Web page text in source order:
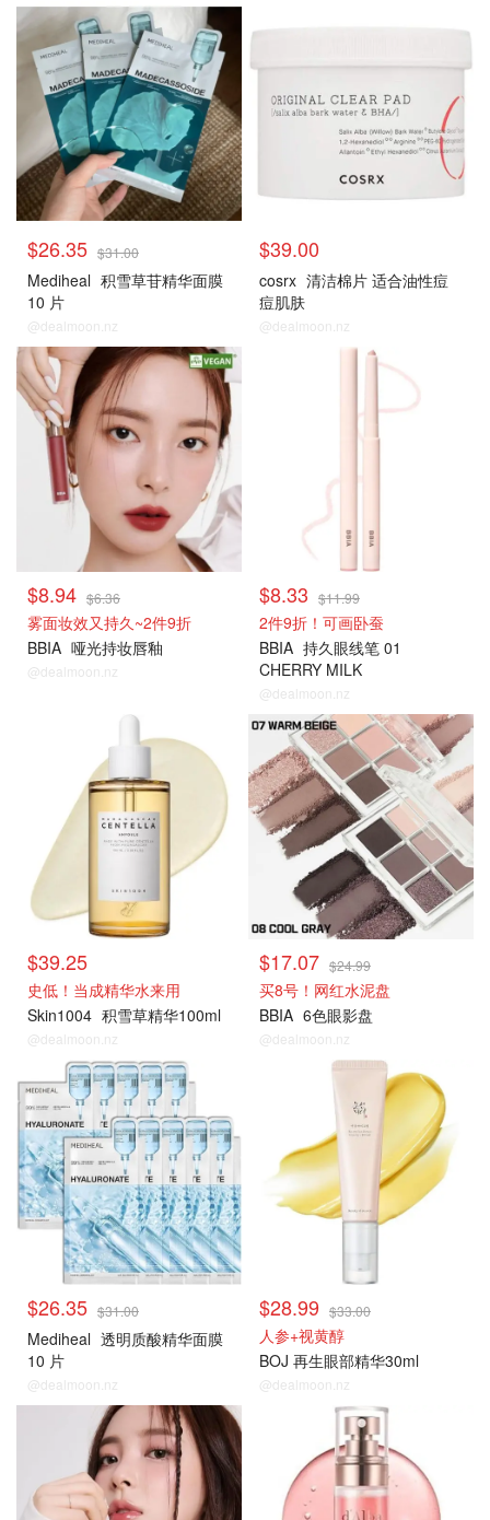
$26.35 $31.00
Mediheal 积雪草苷精华面膜
10 片
@dealmoon.nz
$39.00
cosrx 清洁棉片 适合油性痘
痘肌肤
@dealmoon.nz
$8.94 $6.36
雾面妆效又持久~2件9折
BBIA 哑光持妆唇釉
@dealmoon.nz
$8.33 $11.99
2件9折！可画卧蚕
BBIA 持久眼线笔 01
CHERRY MILK
@dealmoon.nz
$39.25
史低！当成精华水来用
Skin1004 积雪草精华100ml
@dealmoon.nz
$17.07 $24.99
买8号！网红水泥盘
BBIA 6色眼影盘
@dealmoon.nz
$26.35 $31.00
Mediheal 透明质酸精华面膜
10 片
@dealmoon.nz
$28.99 $33.00
人参+视黄醇
BOJ 再生眼部精华30ml
@dealmoon.nz